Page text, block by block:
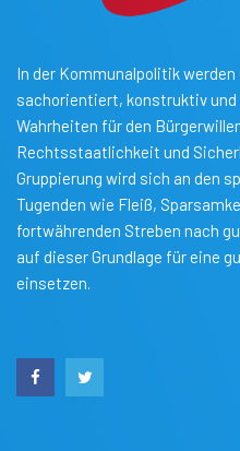
In der Kommunalpolitik
sachorientiert, konstruktiv und
Wahrheiten für den
Rechtsstaatlichkeit und
Gruppierung wird sich an den
Tugenden wie Fleiß,
fortwährenden Streben nach
auf dieser Grundlage für eine
einsetzen.